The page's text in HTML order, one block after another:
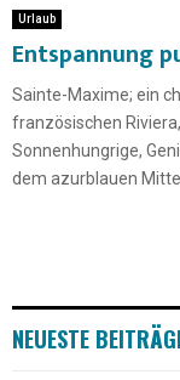
Urlaub
Entspannung
Sainte-Maxime; ein
französischen
Sonnenhungrige,
dem azurblauen
NEUESTE